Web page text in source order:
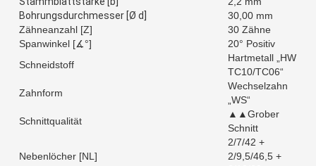
Bohrungsdurchmesser [Ø d]
30,00 mm
Zähneanzahl [Z]
30 Zähne
Spanwinkel [∡°]
20° Positiv
Schneidstoff
Hartmetall „HW
TC10/TC06“
Zahnform
Wechselzahn
„WS“
Schnittqualität
▲▲Grober
Schnitt
Nebenlöcher [NL]
2/7/42 +
2/9,5/46,5 +